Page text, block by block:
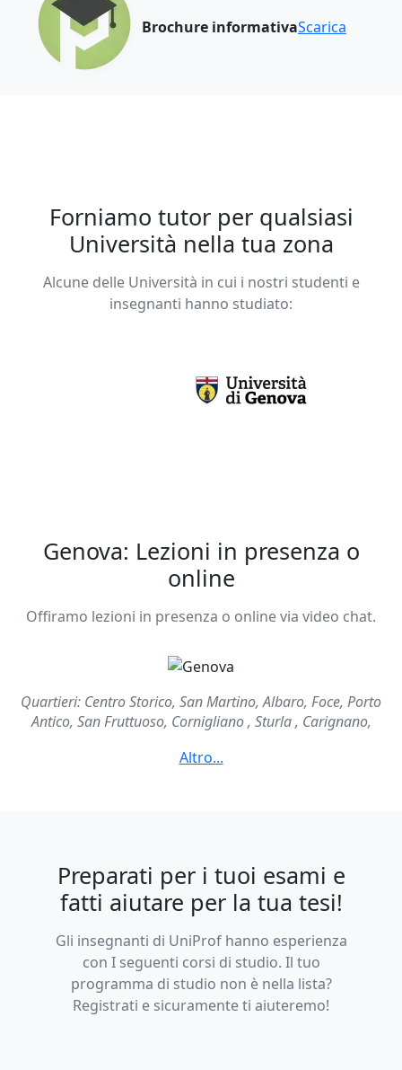
Brochure informativaScarica
Forniamo tutor per qualsiasi
Università nella tua zona
Alcune delle Università in cui i nostri studenti e
insegnanti hanno studiato:
Genova: Lezioni in presenza o
online
Offiramo lezioni in presenza o online via video chat.
Quartieri: Centro Storico, San Martino, Albaro, Foce, Porto
Antico, San Fruttuoso, Cornigliano , Sturla , Carignano,
degli Ometti, Ca' Nouva, Terpi, Righi, Molo, San Vincenzo,
Preparati per i tuoi esami e
fatti aiutare per la tua tesi!
Gli insegnanti di UniProf hanno esperienza
con I seguenti corsi di studio. Il tuo
programma di studio non è nella lista?
Registrati e sicuramente ti aiuteremo!